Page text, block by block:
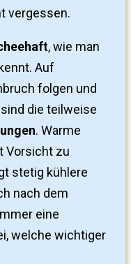
vergessen.
, wie man
Auf
folgen und
die teilweise
. Warme
Vorsicht zu
stetig kühlere
nach dem
eine
welche wichtiger